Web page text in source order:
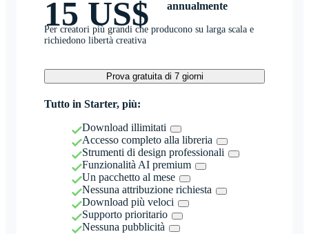
15 US$
annualmente
Per creatori più grandi che producono su larga scala e
richiedono libertà creativa
Prova gratuita di 7 giorni
Tutto in Starter, più:
Download illimitati
Accesso completo alla libreria
Strumenti di design professionali
Funzionalità AI premium
Un pacchetto al mese
Nessuna attribuzione richiesta
Download più veloci
Supporto prioritario
Nessuna pubblicità